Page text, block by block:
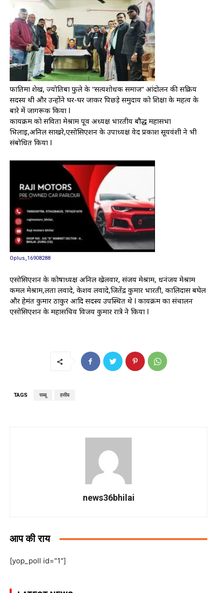
फातिमा शेख, ज्योतिबा फुले के “सत्यशोधक समाज” आंदोलन की सक्रिय
सदस्य थी और उन्होंने घर-घर जाकर पिछड़े समुदाय को शिक्षा के महत्व के
बारे में जागरूक किया l
कार्यक्रम को सविता मेश्राम पूर्व अध्यक्ष भारतीय बौद्ध महासभा
भिलाई,अनिल साखरे,एसोसिएशन के उपाध्यक्ष वेद प्रकाश सूर्यवंशी ने भी
संबोधित किया l
Oplus_16908288
एसोसिएशन के कोषाध्यक्ष अनिल खेलवार, संजय मेश्राम, धनंजय मेश्राम
कमल मेश्राम,लता लवादे, केशव लवादे,जितेंद्र कुमार भारती, कालिदास बघेल
और हेमंत कुमार ठाकुर आदि सदस्य उपस्थित थे l कार्यक्रम का संचालन
एसोसिएशन के महासचिव विजय कुमार रात्रे ने किया l
TAGS सब्बू हसीब
news36bhilai
आप की राय
[yop_poll id="1"]